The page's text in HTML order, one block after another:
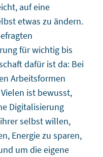
auf eine
etwas zu ändern.
für wichtig bis
dafür ist da: Bei
Arbeitsformen
ist bewusst,
Digitalisierung
selbst willen,
Energie zu sparen,
um die eigene